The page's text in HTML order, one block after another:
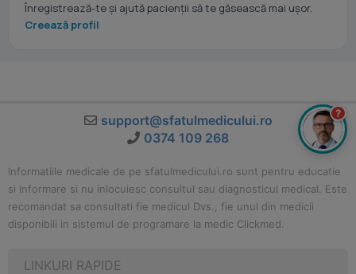
Înregistrează-te și ajută pacienții să te găsească mai ușor.
Creează profil
support@sfatulmedicului.ro
0374 109 268
Informatiile medicale de pe sfatulmedicului.ro sunt pentru educatie
si informare si nu inlocuiesc consultul sau diagnosticul medical. Este
recomandat sa consultati fie medicul Dvs., fie unul din medicii
disponibili in sistemul de programare la medic Clickmed.
LINKURI RAPIDE
?